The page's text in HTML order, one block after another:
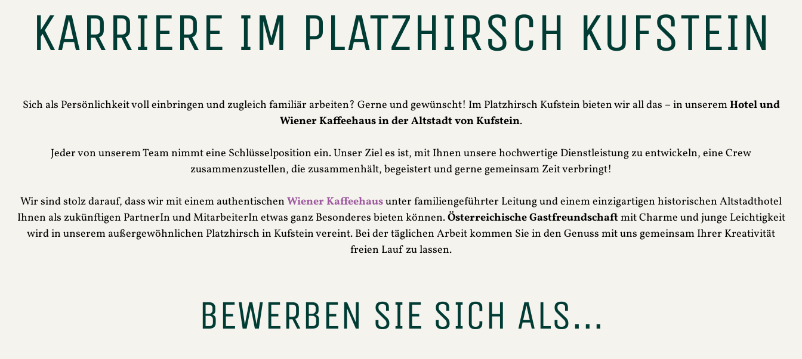
KARRIERE IM PLATZHIRSCH KUFSTEIN
Sich als Persönlichkeit voll einbringen und zugleich familiär arbeiten? Gerne und gewünscht! Im Platzhirsch Kufstein bieten wir all das – in unseremHotel und
Wiener Kaffeehaus in der Altstadt von Kufstein.
Jeder von unserem Team nimmt eine Schlüsselposition ein. Unser Ziel es ist, mit Ihnen unsere hochwertige Dienstleistung zu entwickeln, eine Crew
zusammenzustellen, die zusammenhält, begeistert und gerne gemeinsam Zeit verbringt!
Wir sind stolz darauf, dass wir mit einem authentischen Wiener Kaffeehausunter familiengeführter Leitung und einem einzigartigen historischen Altstadthotel
Ihnen als zukünftigen PartnerIn und MitarbeiterIn etwas ganz Besonderes bieten können.Österreichische Gastfreundschaftmit Charme und junge Leichtigkeit
wird in unserem außergewöhnlichen Platzhirsch in Kufstein vereint. Bei der täglichen Arbeit kommen Sie in den Genuss mit uns gemeinsam Ihrer Kreativität
freien Lauf zu lassen.
BEWERBEN SIE SICH ALS...